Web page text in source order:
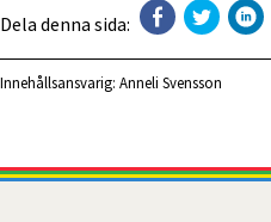
Dela denna sida:
Innehållsansvarig: Anneli Svensson